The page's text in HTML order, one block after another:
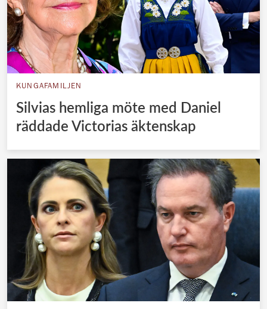
KUNGAFAMILJEN
Silvias hemliga möte med Daniel
räddade Victorias äktenskap